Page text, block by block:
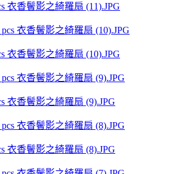
衣香鬢影之綺羅扇 (11).JPG
衣香鬢影之綺羅扇 (10).JPG
衣香鬢影之綺羅扇 (9).JPG
衣香鬢影之綺羅扇 (8).JPG